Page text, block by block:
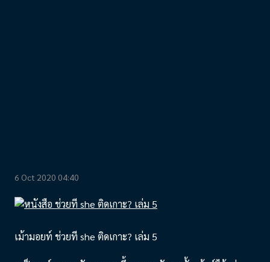
6 Oct 2020 04:40
เม้ามอยท์ ช่วยที she ติดเกาะ? เล่ม 5